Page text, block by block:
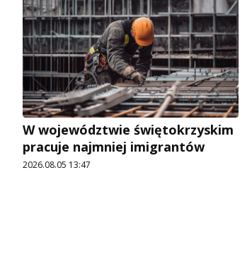
W województwie świętokrzyskim
pracuje najmniej imigrantów
2026.08.05 13:47